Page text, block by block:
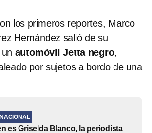
los primeros reportes, Marco
Hernández salió de su
automóvil Jetta negro,
por sujetos a bordo de una
es Griselda Blanco, la periodista